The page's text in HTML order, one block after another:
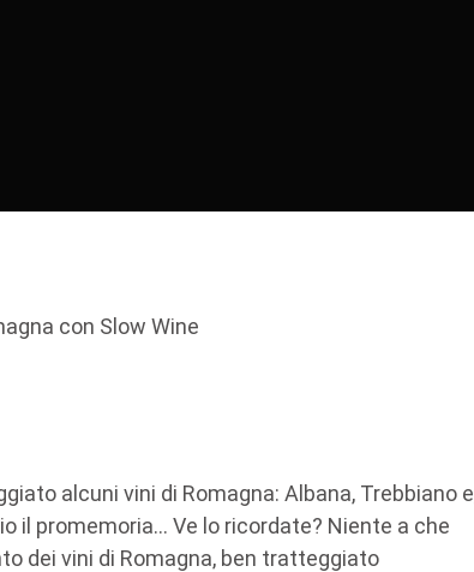
alcuni vini di Romagna: Albana, Trebbiano
il promemoria… Ve lo ricordate? Niente a che
dei vini di Romagna, ben tratteggiato